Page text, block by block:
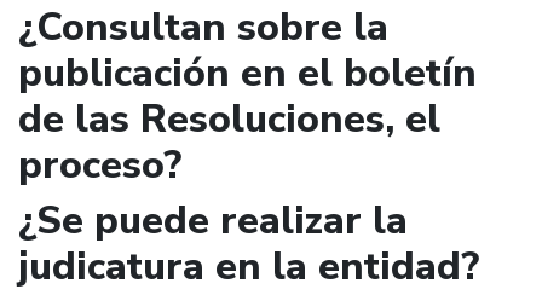
¿Consultan sobre la
publicación en el boletín
de las Resoluciones, el
proceso?
¿Se puede realizar la
judicatura en la entidad?